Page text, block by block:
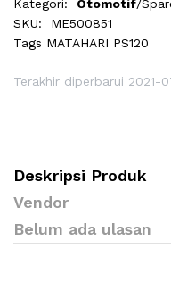
Kategori:
Otomotif/
SKU:
ME500851
Tags MATAHARI PS120
Terakhir diperbarui 2021-
Deskripsi Produk
Vendor
Belum ada ulasan